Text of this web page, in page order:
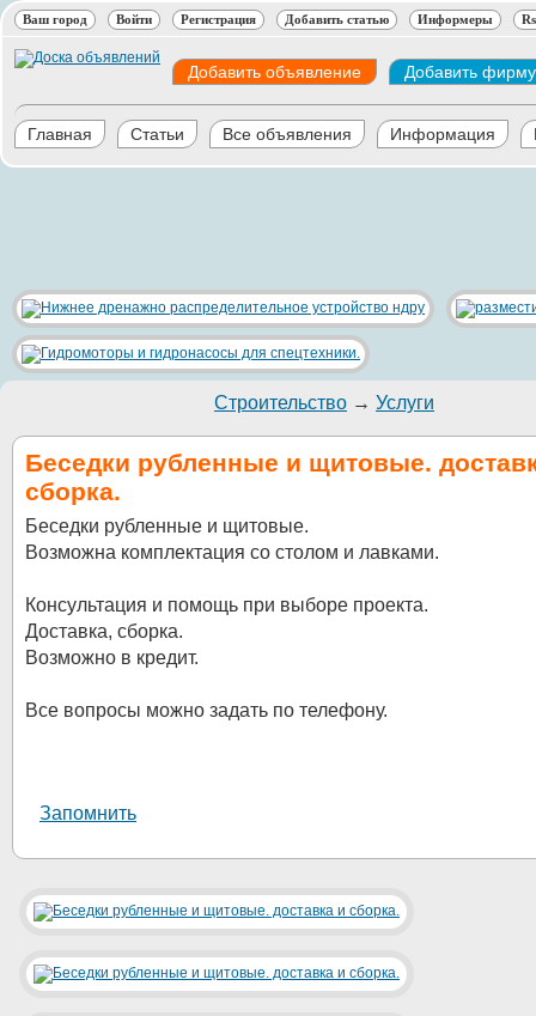
Ваш город Войти Регистрация Добавить статью Информеры
Добавить объявление Добавить фирму
Главная Статьи Все объявления Информация
Строительство → Услуги
Беседки рубленные и щитовые.
сборка.
Беседки рубленные и щитовые.
Возможна комплектация со столом и лавками.
Консультация и помощь при выборе проекта.
Доставка, сборка.
Возможно в кредит.
Все вопросы можно задать по телефону.
Запомнить